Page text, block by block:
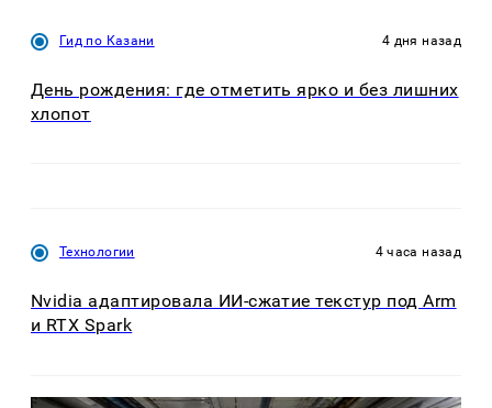
Гид по Казани 4 дня назад
День рождения: где отметить ярко и без лишних
хлопот
Технологии 4 часа назад
Nvidia адаптировала ИИ-сжатие текстур под Arm
и RTX Spark